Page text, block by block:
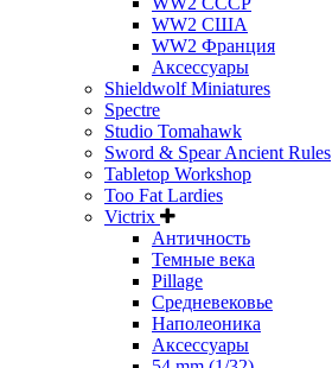
WW2 США
WW2 Франция
Аксессуары
Shieldwolf Miniatures
Spectre
Studio Tomahawk
Sword & Spear Ancient Rules
Tabletop Workshop
Too Fat Lardies
Victrix
Античность
Темные века
Pillage
Средневековье
Наполеоника
Аксессуары